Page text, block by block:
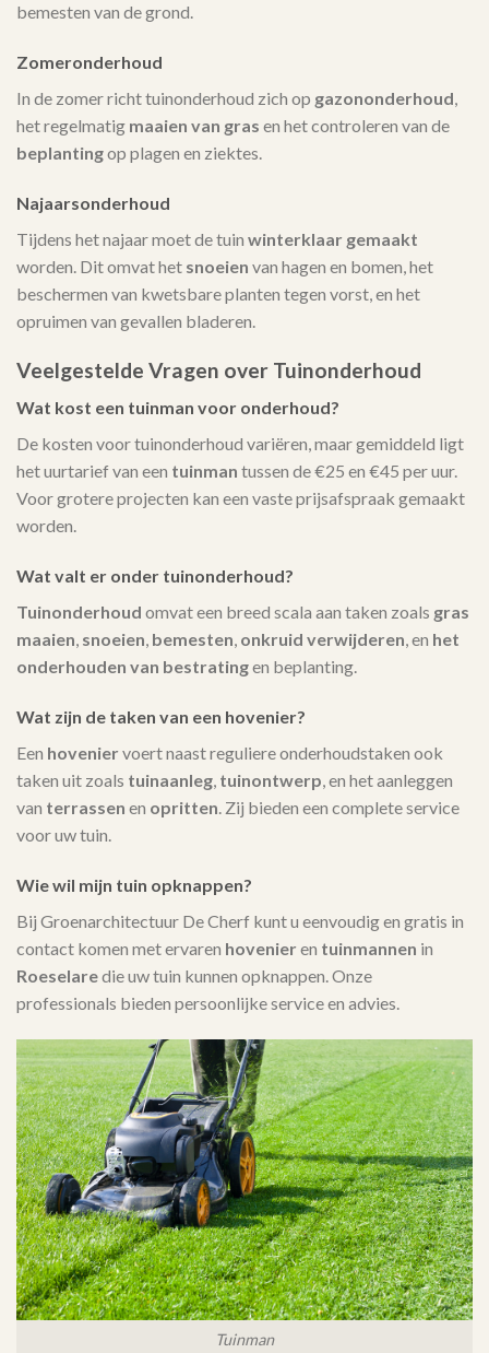
bemesten van de grond.
Zomeronderhoud
In de zomer richt tuinonderhoud zich op gazononderhoud,
het regelmatig maaien van gras en het controleren van de
beplantingop plagen en ziektes.
Najaarsonderhoud
Tijdens het najaar moet de tuin winterklaar gemaakt
worden. Dit omvat het snoeien van hagen en bomen, het
beschermen van kwetsbare planten tegen vorst, en het
opruimen van gevallen bladeren.
Veelgestelde Vragen over Tuinonderhoud
Wat kost een tuinman voor onderhoud?
De kosten voor tuinonderhoud variëren, maar gemiddeld ligt
het uurtarief van een tuinman tussen de €25 en €45 per uur.
Voor grotere projecten kan een vaste prijsafspraak gemaakt
worden.
Wat valt er onder tuinonderhoud?
Tuinonderhoud omvat een breed scala aan taken zoals gras
maaien, snoeien, bemesten, onkruid verwijderen, en het
onderhouden van bestratingen beplanting.
Wat zijn de taken van een hovenier?
Een hoveniervoert naast reguliere onderhoudstaken ook
taken uit zoals tuinaanleg, tuinontwerp, en het aanleggen
van terrassen en opritten. Zij bieden een complete service
voor uw tuin.
Wie wil mijn tuin opknappen?
Bij Groenarchitectuur De Cherf kunt u eenvoudig en gratis in
contact komen met ervaren hovenieren tuinmannen in
Roeselaredie uw tuin kunnen opknappen. Onze
professionals bieden persoonlijke service en advies.
Tuinman